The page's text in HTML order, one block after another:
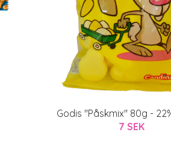
Godis "Påskmix" 80g -
7 SEK